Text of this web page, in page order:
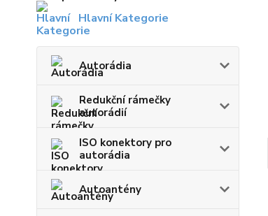
Hlavní Kategorie
Autorádia
Redukční rámečky
autorádií
ISO konektory pro
autorádia
Autoantény